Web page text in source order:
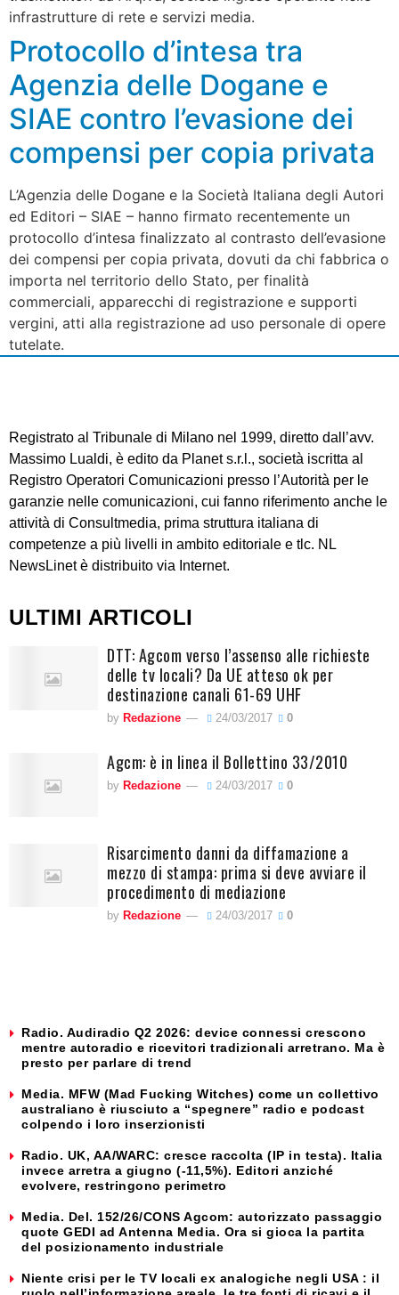
infrastrutture di rete e servizi media.
Protocollo d’intesa tra
Agenzia delle Dogane e
SIAE contro l’evasione dei
compensi per copia privata
L’Agenzia delle Dogane e la Società Italiana degli Autori
ed Editori – SIAE – hanno firmato recentemente un
protocollo d’intesa finalizzato al contrasto dell’evasione
dei compensi per copia privata, dovuti da chi fabbrica o
importa nel territorio dello Stato, per finalità
commerciali, apparecchi di registrazione e supporti
vergini, atti alla registrazione ad uso personale di opere
tutelate.
Registrato al Tribunale di Milano nel 1999, diretto dall’avv.
Massimo Lualdi, è edito da Planet s.r.l., società iscritta al
Registro Operatori Comunicazioni presso l’Autorità per le
garanzie nelle comunicazioni, cui fanno riferimento anche le
attività di Consultmedia, prima struttura italiana di
competenze a più livelli in ambito editoriale e tlc. NL
NewsLinet è distribuito via Internet.
ULTIMI ARTICOLI
DTT: Agcom verso l’assenso alle richieste
delle tv locali? Da UE atteso ok per
destinazione canali 61-69 UHF
by Redazione 24/03/2017 0
Agcm: è in linea il Bollettino 33/2010
by Redazione 24/03/2017 0
Risarcimento danni da diffamazione a
mezzo di stampa: prima si deve avviare il
procedimento di mediazione
by Redazione 24/03/2017 0
Radio. Audiradio Q2 2026: device connessi crescono
mentre autoradio e ricevitori tradizionali arretrano. Ma è
presto per parlare di trend
Media. MFW (Mad Fucking Witches) come un collettivo
australiano è riusciuto a “spegnere” radio e podcast
colpendo i loro inserzionisti
Radio. UK, AA/WARC: cresce raccolta (IP in testa). Italia
invece arretra a giugno (-11,5%). Editori anziché
evolvere, restringono perimetro
Media. Del. 152/26/CONS Agcom: autorizzato passaggio
quote GEDI ad Antenna Media. Ora si gioca la partita
del posizionamento industriale
Niente crisi per le TV locali ex analogiche negli USA : il